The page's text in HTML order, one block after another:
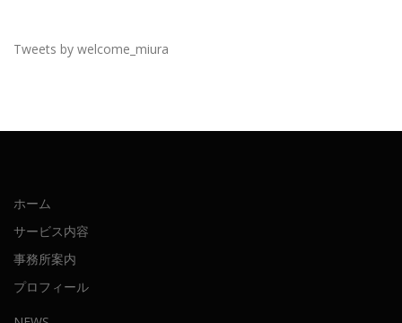
Tweets by welcome_miura
ホーム
サービス内容
事務所案内
プロフィール